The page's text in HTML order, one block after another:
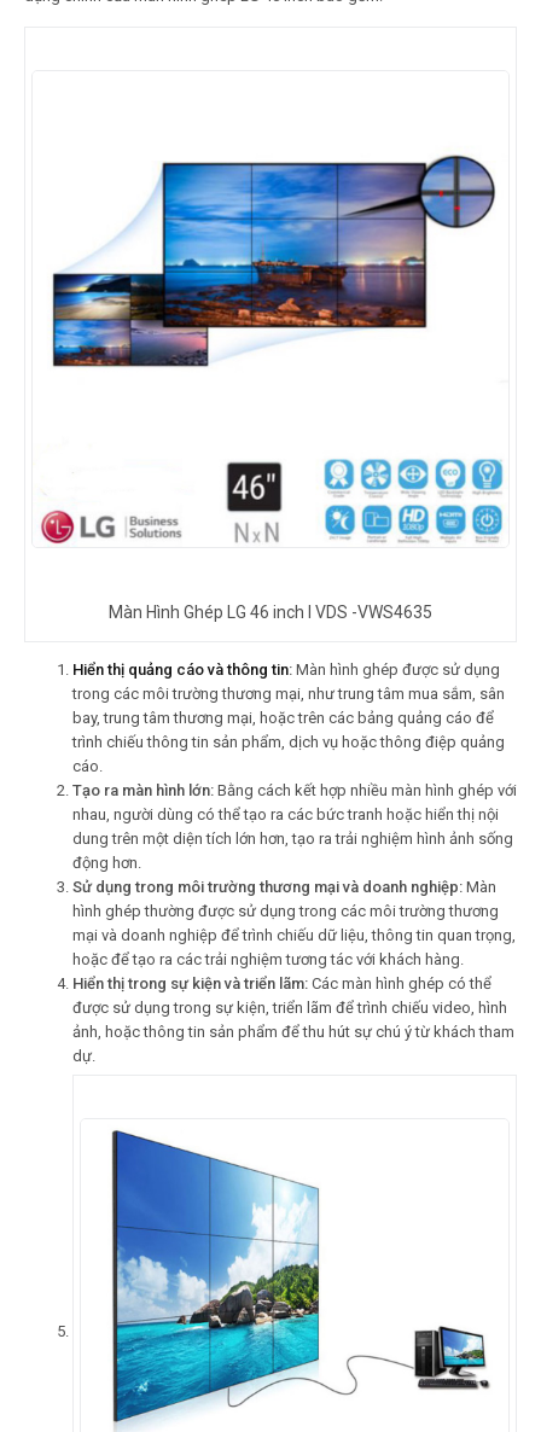
Màn Hình Ghép LG 46 inch l VDS -VWS4635
Hiển thị quảng cáo và thông tin: Màn hình ghép được sử dụng
trong các môi trường thương mại, như trung tâm mua sắm, sân
bay, trung tâm thương mại, hoặc trên các bảng quảng cáo để
trình chiếu thông tin sản phẩm, dịch vụ hoặc thông điệp quảng
cáo.
Tạo ra màn hình lớn: Bằng cách kết hợp nhiều màn hình ghép với
nhau, người dùng có thể tạo ra các bức tranh hoặc hiển thị nội
dung trên một diện tích lớn hơn, tạo ra trải nghiệm hình ảnh sống
động hơn.
Sử dụng trong môi trường thương mại và doanh nghiệp: Màn
hình ghép thường được sử dụng trong các môi trường thương
mại và doanh nghiệp để trình chiếu dữ liệu, thông tin quan trọng,
hoặc để tạo ra các trải nghiệm tương tác với khách hàng.
Hiển thị trong sự kiện và triển lãm: Các màn hình ghép có thể
được sử dụng trong sự kiện, triển lãm để trình chiếu video, hình
ảnh, hoặc thông tin sản phẩm để thu hút sự chú ý từ khách tham
dự.